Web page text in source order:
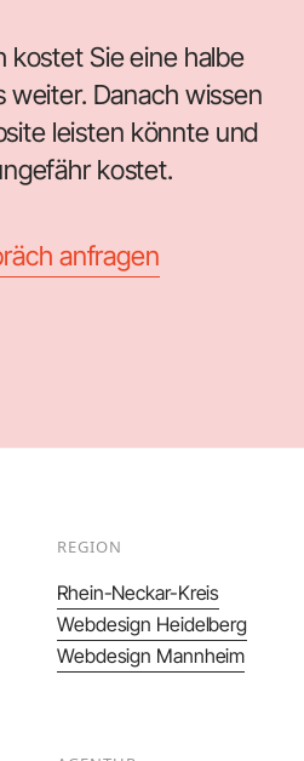
kostet Sie eine halbe
weiter. Danach wissen
leisten könnte und
kostet.
anfragen
REGION
Rhein-Neckar-Kreis
Webdesign Heidelberg
Webdesign Mannheim